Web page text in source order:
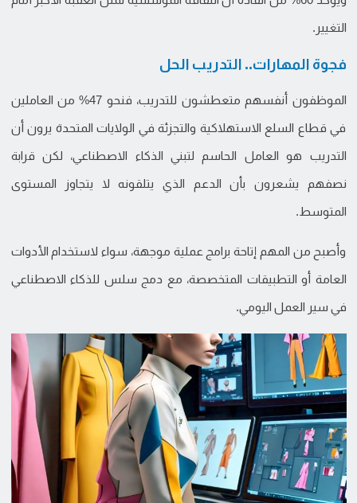
التغيير.
فجوة المهارات.. التدريب الحل
الموظفون أنفسهم متعطشون للتدريب، فنحو 47% من العاملين
في قطاع السلع الاستهلاكية والتجزئة في الولايات المتحدة يرون أن
التدريب هو العامل الحاسم لتبني الذكاء الاصطناعي، لكن قرابة
نصفهم يشعرون بأن الدعم الذي يتلقونه لا يتجاوز المستوى
المتوسط.
وأصبح من المهم إتاحة برامج عملية موجهة، سواء لاستخدام الأدوات
العامة أو التطبيقات المتخصصة، مع دمج سلس للذكاء الاصطناعي
في سير العمل اليومي.